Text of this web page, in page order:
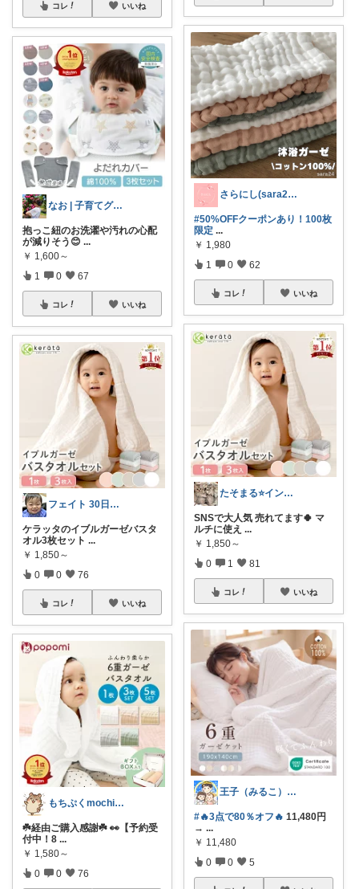
コレ いいね
なお | 子育てグッズ🐣‪
抱っこ紐のお洗濯や汚れの心配
が減りそう😊 ...
￥ 1,600～
1 0 67
コレ いいね
フェイト 30日感謝です😊
ケラッタのイブルガーゼバスタ
オル3枚セット ...
￥ 1,850～
0 0 76
コレ いいね
もちぷくmochipuku☘️5日感謝
☘️経由ご購入感謝☘️ 👀【予約受
付中！8 ...
￥ 1,580～
0 0 76
さらにし(sara24)🌸
#50%OFFクーポンあり！100枚
限定 ...
￥ 1,980
1 0 62
コレ いいね
たそまる⭐️インテリア雑貨
SNSで大人気 売れてます🍀 マ
ルチに使え ...
￥ 1,850～
0 1 81
コレ いいね
王子（みるこ）👑便利グッズ×QOL向上
#🔥3点で80％オフ🔥 11,480円
→ ...
￥ 11,480
0 0 5